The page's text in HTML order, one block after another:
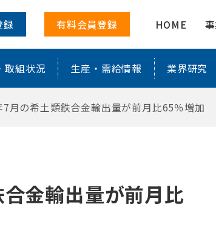
月比65％増加 ｜ 株式会社
録 有料会員登録 HOME
取組状況 生産・需給情報 業界研究
月の希土類鉄合金輸出量が前月比65％増加
金輸出量が前月比